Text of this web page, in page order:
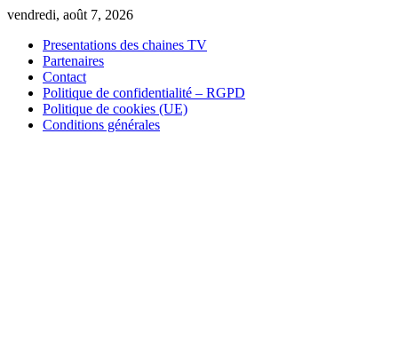
Skip
content
vendredi, août 7, 2026
Presentations des chaines TV
Partenaires
Contact
Politique de confidentialité – RGPD
Politique de cookies (UE)
Conditions générales